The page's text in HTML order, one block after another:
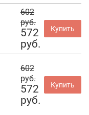
602
руб.
572
руб.
Купить
602
руб.
572
руб.
Купить